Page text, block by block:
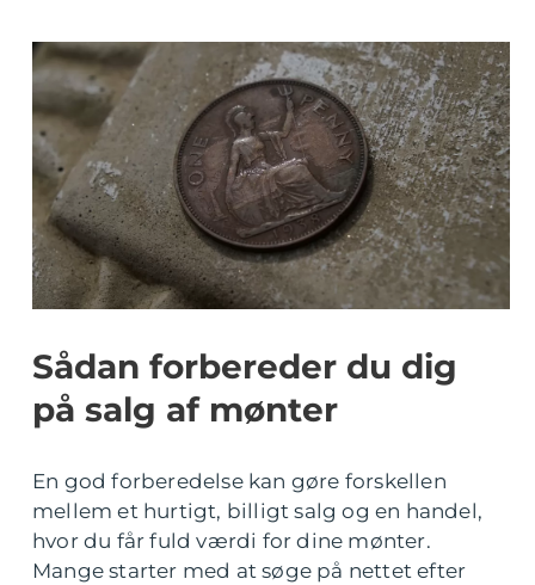
Sådan forbereder du dig
på salg af mønter
En god forberedelse kan gøre forskellen
mellem et hurtigt, billigt salg og en handel,
hvor du får fuld værdi for dine mønter.
Mange starter med at søge på nettet efter